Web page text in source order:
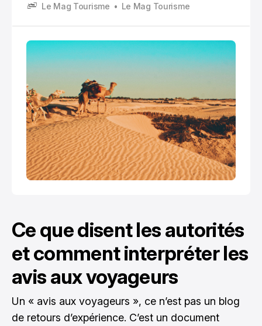
Le Mag Tourisme
Le Mag Tourisme
Ce que disent les autorités
et comment interpréter les
avis aux voyageurs
Un « avis aux voyageurs », ce n’est pas un blog
de retours d’expérience. C’est un document